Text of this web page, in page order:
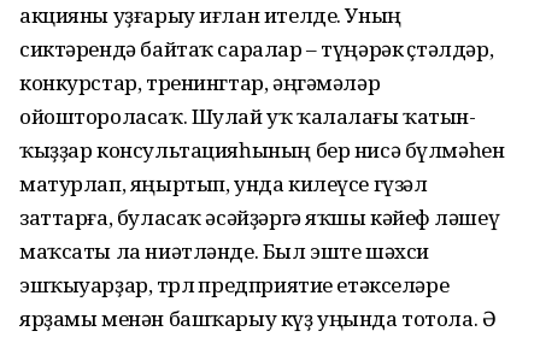
акцияны уҙғарыу иғлан ителде. Уның
сиктәрендә байтаҡ саралар – түңәрәк өҫтәлдәр,
конкурстар, тренингтар, әңгәмәләр
ойоштороласаҡ. Шулай уҡ ҡалалағы ҡатын-
ҡыҙҙар консультацияһының бер нисә бүлмәһен
матурлап, яңыртып, унда килеүсе гүзәл
заттарға, буласаҡ әсәйҙәргә яҡшы кәйеф өләшеү
маҡсаты ла ниәтләнде. Был эште шәхси
эшҡыуарҙар, төрлө предприятие етәкселәре
ярҙамы менән башҡарыу күҙ уңында тотола. Ә